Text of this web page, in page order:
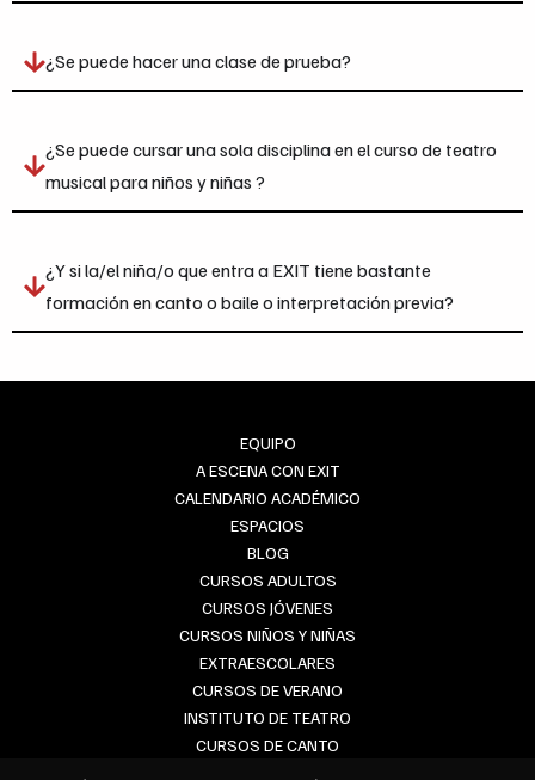
¿Se puede hacer una clase de prueba?
¿Se puede cursar una sola disciplina en el curso de teatro
musical para niños y niñas ?
¿Y si la/el niña/o que entra a EXIT tiene bastante
formación en canto o baile o interpretación previa?
EQUIPO
A ESCENA CON EXIT
CALENDARIO ACADÉMICO
ESPACIOS
BLOG
CURSOS ADULTOS
CURSOS JÓVENES
CURSOS NIÑOS Y NIÑAS
EXTRAESCOLARES
CURSOS DE VERANO
INSTITUTO DE TEATRO
CURSOS DE CANTO